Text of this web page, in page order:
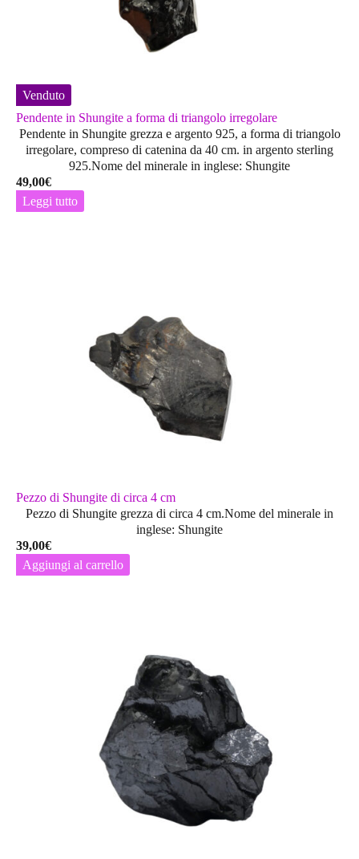
Venduto
Pendente in Shungite a forma di triangolo irregolare
Pendente in Shungite grezza e argento 925, a forma di triangolo
irregolare, compreso di catenina da 40 cm. in argento sterling
925.Nome del minerale in inglese: Shungite
49,00€
Leggi tutto
Pezzo di Shungite di circa 4 cm
Pezzo di Shungite grezza di circa 4 cm.Nome del minerale in
inglese: Shungite
39,00€
Aggiungi al carrello